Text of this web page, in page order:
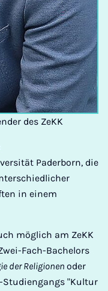
des ZeKK
Paderborn, die
in einem
möglich am ZeKK
Fach-Bachelors
der Religionen oder
Studiengangs "Kultur